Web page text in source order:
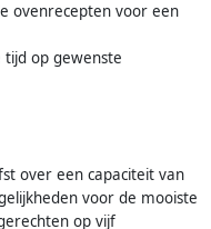
ovenrecepten voor een
tijd op gewenste
over een capaciteit van
voor de mooiste
op vijf